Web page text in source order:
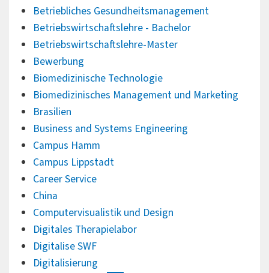
Betriebliches Gesundheitsmanagement
Betriebswirtschaftslehre - Bachelor
Betriebswirtschaftslehre-Master
Bewerbung
Biomedizinische Technologie
Biomedizinisches Management und Marketing
Brasilien
Business and Systems Engineering
Campus Hamm
Campus Lippstadt
Career Service
China
Computervisualistik und Design
Digitales Therapielabor
Digitalise SWF
Digitalisierung